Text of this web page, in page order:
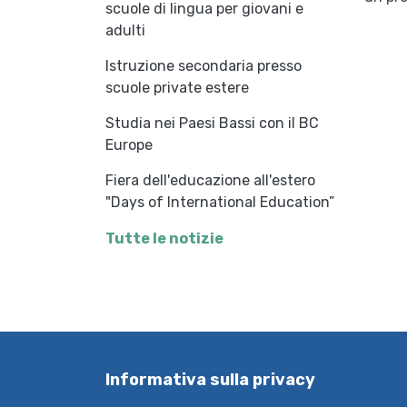
scuole di lingua per giovani e
adulti
Istruzione secondaria presso
scuole private estere
Studia nei Paesi Bassi con il BC
Europe
Fiera dell'educazione all'estero
"Days of International Education”
Tutte le notizie
Informativa sulla privacy